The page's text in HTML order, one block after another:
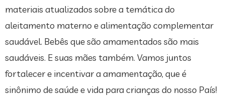
materiais atualizados sobre a temática do
aleitamento materno e alimentação complementar
saudável. Bebês que são amamentados são mais
saudáveis. E suas mães também. Vamos juntos
fortalecer e incentivar a amamentação, que é
sinônimo de saúde e vida para crianças do nosso País!